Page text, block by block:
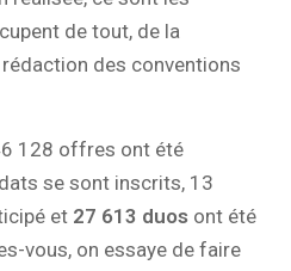
de tout, de la
des conventions
128 offres ont été
se sont inscrits, 13
et 27 613 duos ont été
vous, on essaye de faire